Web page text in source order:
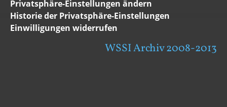
Privatsphäre-Einstellungen ändern
Historie der Privatsphäre-Einstellungen
Einwilligungen widerrufen
WSSI Archiv 2008-2013